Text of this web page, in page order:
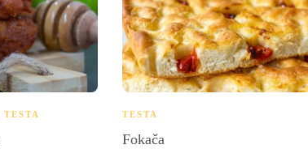
TESTA TESTA
Fokača